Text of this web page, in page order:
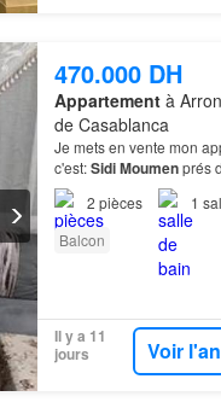
470.000 DH
Appartementà
de Casablanca
Je mets en vente mon
c'est:SidiMoumenprés
tramway , le projet
2 pièces 1
Balcon
Il y a 11
jours
Voir